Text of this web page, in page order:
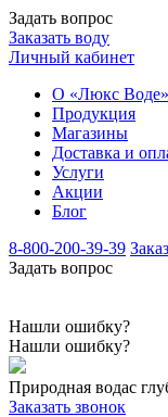
Задать вопрос
Заказать воду
Личный кабинет
О «Люкс Воде»
Продукция
Магазины
Доставка и
Услуги
Акции
Блог
8-800-200-39-39
Задать вопрос
Нашли ошибку?
Нашли ошибку?
Природная водас
Заказать звонок